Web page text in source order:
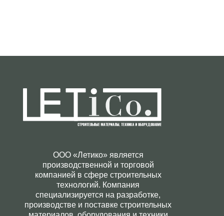
ООО «Летико» является
производственной и торговой
компанией в сфере строительных
технологий. Компания
специализируется на разработке,
производстве и поставке строительных